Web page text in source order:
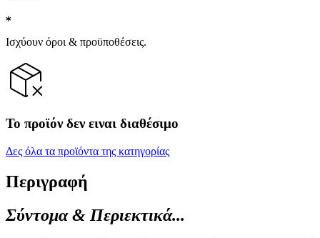
Ισχύουν όροι & προϋποθέσεις.
Το προϊόν δεν ειναι διαθέσιμο
Δες όλα τα προϊόντα της κατηγορίας
Περιγραφή
Σύντομα & Περιεκτικά...